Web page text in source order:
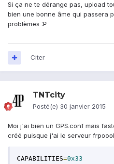
Si ça ne te dérange pas, upload
bien une bonne âme qui passera
problèmes :P
Citer
TNTcity
Posté(e) 30 janvier 2015
Moi j'ai bien un GPS.conf mais
créé puisque j'ai le serveur
CAPABILITIES=0x33